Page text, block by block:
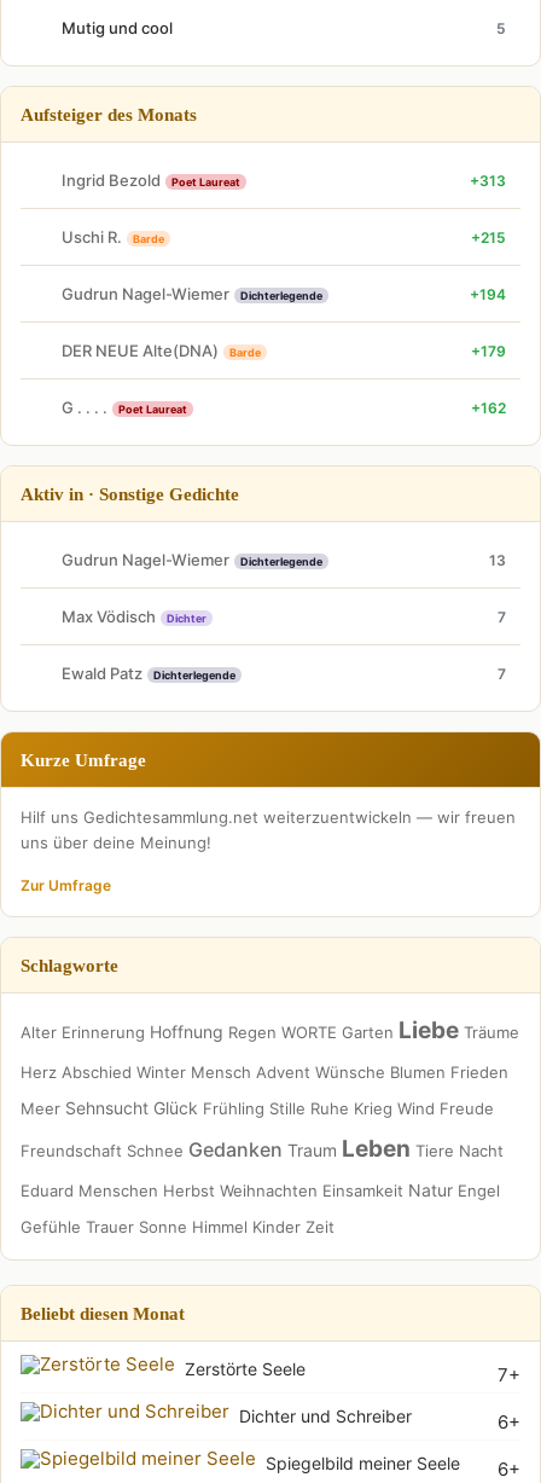
Mutig und cool 5
Aufsteiger des Monats
Ingrid Bezold Poet Laureat +313
Uschi R. Barde +215
Gudrun Nagel-Wiemer Dichterlegende +194
DER NEUE Alte(DNA) Barde +179
G . . . . Poet Laureat +162
Aktiv in · Sonstige Gedichte
Gudrun Nagel-Wiemer Dichterlegende 13
Max Vödisch Dichter 7
Ewald Patz Dichterlegende 7
Kurze Umfrage
Hilf uns Gedichtesammlung.net weiterzuentwickeln — wir freuen
uns über deine Meinung!
Zur Umfrage
Schlagworte
Alter Erinnerung Hoffnung Regen WORTE Garten Liebe Träume
Herz Abschied Winter Mensch Advent Wünsche Blumen Frieden
Meer Sehnsucht Glück Frühling Stille Ruhe Krieg Wind Freude
Freundschaft Schnee Gedanken Traum Leben Tiere Nacht
Eduard Menschen Herbst Weihnachten Einsamkeit Natur Engel
Gefühle Trauer Sonne Himmel Kinder Zeit
Beliebt diesen Monat
7+
Zerstörte Seele
6+
Dichter und Schreiber
6+
Spiegelbild meiner Seele